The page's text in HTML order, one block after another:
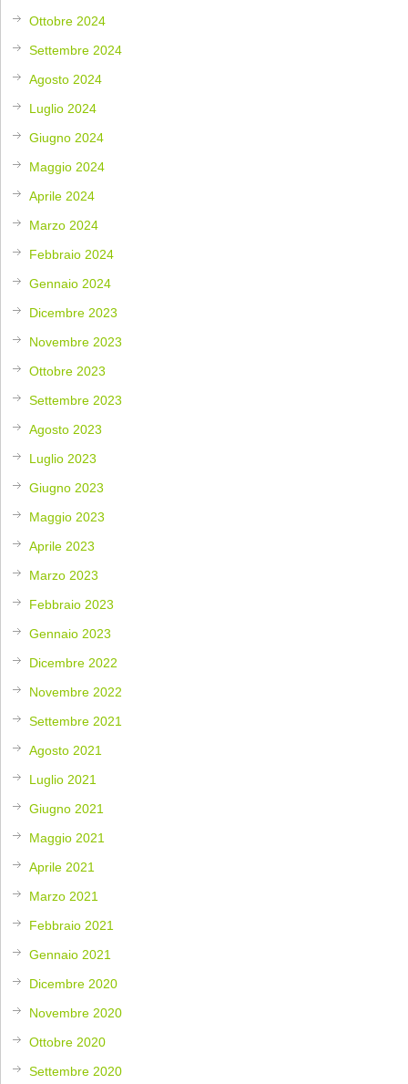
Ottobre 2024
Settembre 2024
Agosto 2024
Luglio 2024
Giugno 2024
Maggio 2024
Aprile 2024
Marzo 2024
Febbraio 2024
Gennaio 2024
Dicembre 2023
Novembre 2023
Ottobre 2023
Settembre 2023
Agosto 2023
Luglio 2023
Giugno 2023
Maggio 2023
Aprile 2023
Marzo 2023
Febbraio 2023
Gennaio 2023
Dicembre 2022
Novembre 2022
Settembre 2021
Agosto 2021
Luglio 2021
Giugno 2021
Maggio 2021
Aprile 2021
Marzo 2021
Febbraio 2021
Gennaio 2021
Dicembre 2020
Novembre 2020
Ottobre 2020
Settembre 2020